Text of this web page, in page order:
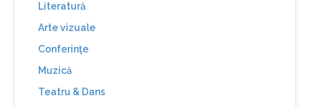
Literatură
Arte vizuale
Conferinţe
Muzică
Teatru & Dans